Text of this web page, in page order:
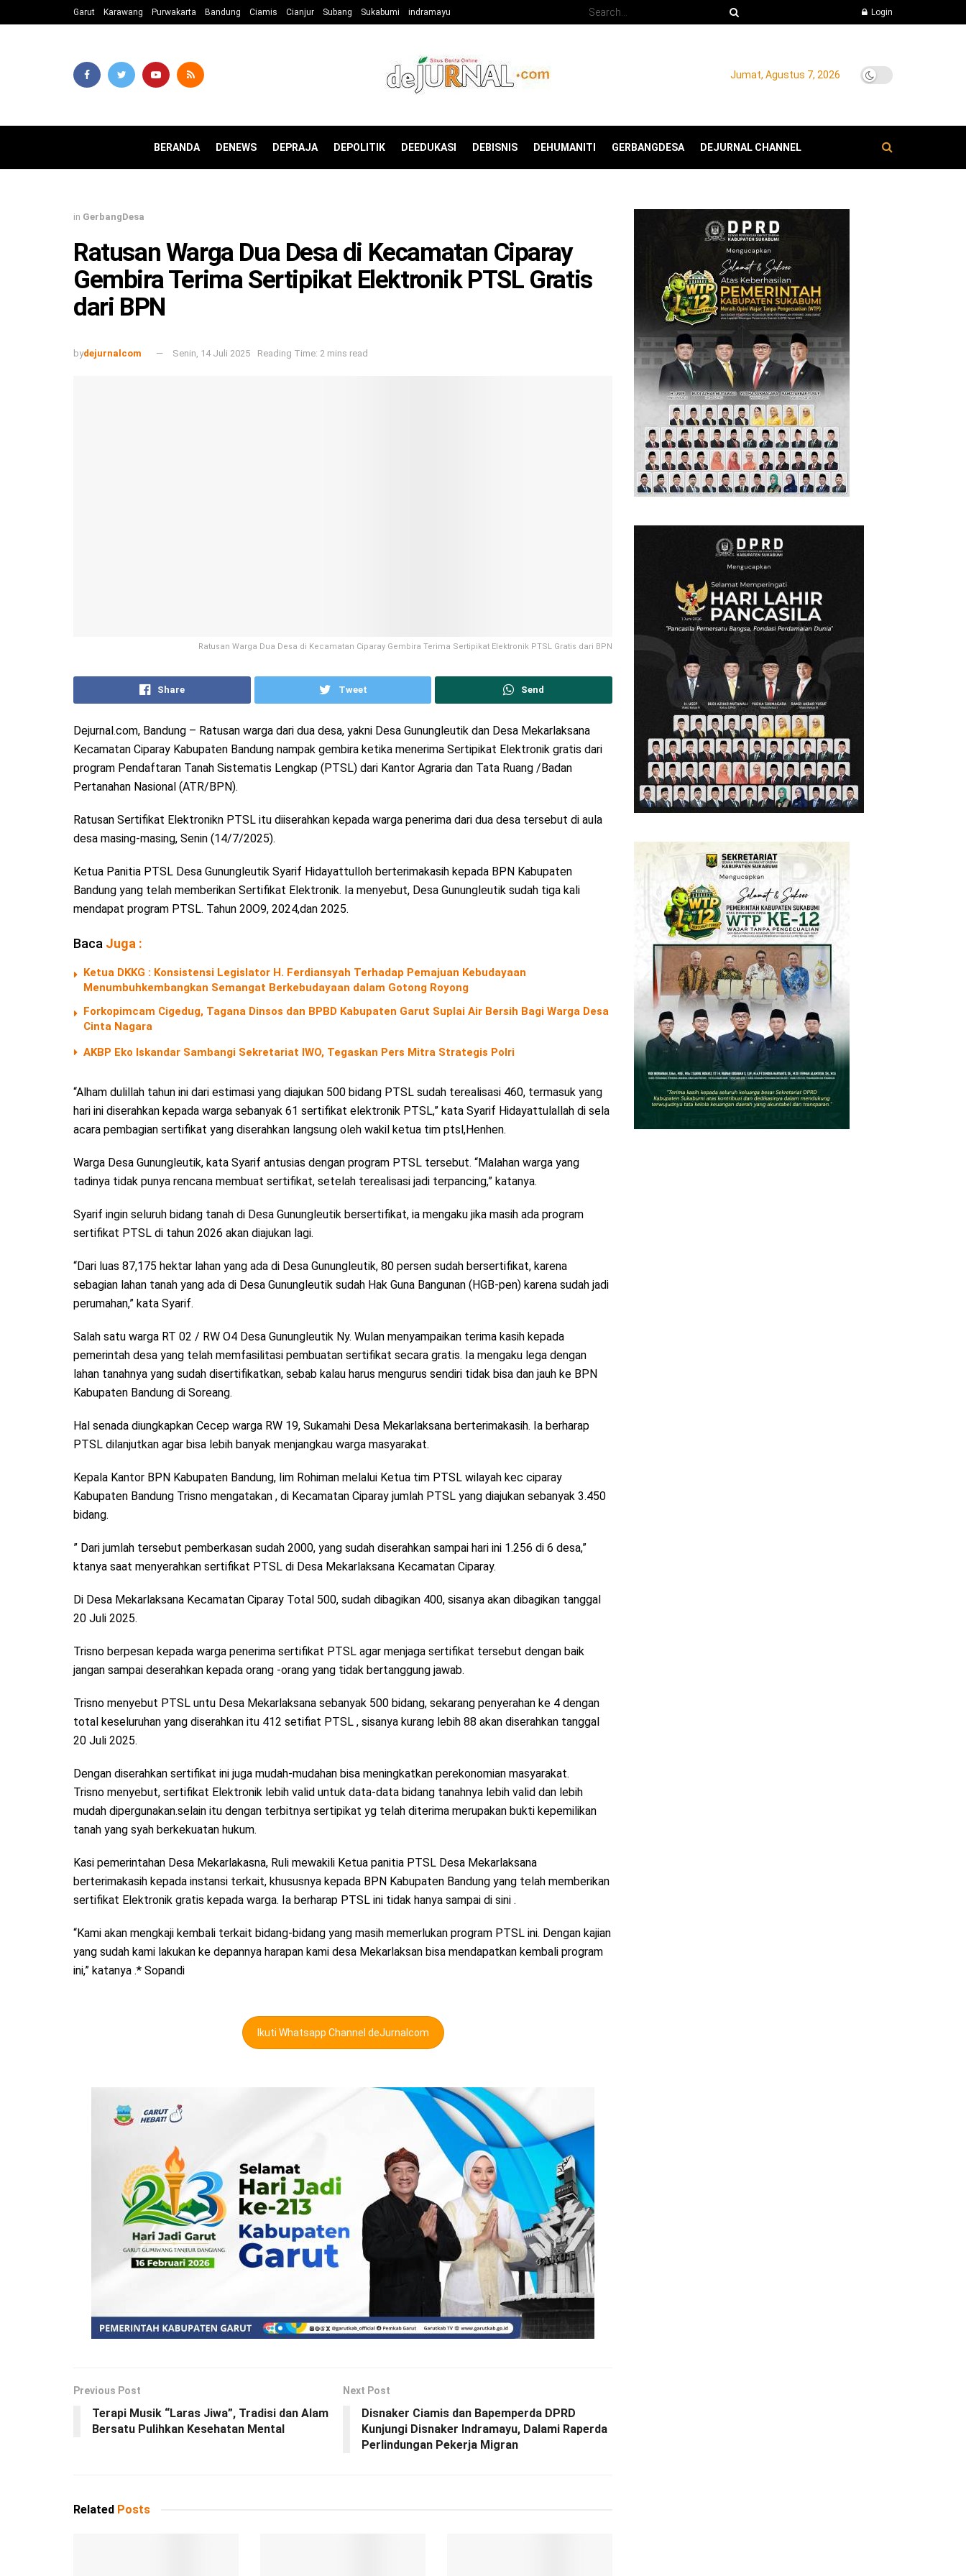
Garut Karawang Purwakarta Bandung Ciamis Cianjur Subang Sukabumi indramayu Login
Jumat, Agustus 7, 2026
BERANDA DENEWS DEPRAJA DEPOLITIK DEEDUKASI DEBISNIS DEHUMANITI GERBANGDESA DEJURNAL CHANNEL
in GerbangDesa
Ratusan Warga Dua Desa di Kecamatan Ciparay
Gembira Terima Sertipikat Elektronik PTSL Gratis
dari BPN
bydejurnalcom Senin, 14 Juli 2025 Reading Time: 2 mins read
Ratusan Warga Dua Desa di Kecamatan Ciparay Gembira Terima Sertipikat Elektronik PTSL Gratis dari BPN
Share Tweet Send
Dejurnal.com, Bandung – Ratusan warga dari dua desa, yakni Desa Gunungleutik dan Desa Mekarlaksana
Kecamatan Ciparay Kabupaten Bandung nampak gembira ketika menerima Sertipikat Elektronik gratis dari
program Pendaftaran Tanah Sistematis Lengkap (PTSL) dari Kantor Agraria dan Tata Ruang /Badan
Pertanahan Nasional (ATR/BPN).
Ratusan Sertifikat Elektronikn PTSL itu diiserahkan kepada warga penerima dari dua desa tersebut di aula
desa masing-masing, Senin (14/7/2025).
Ketua Panitia PTSL Desa Gunungleutik Syarif Hidayattulloh berterimakasih kepada BPN Kabupaten
Bandung yang telah memberikan Sertifikat Elektronik. Ia menyebut, Desa Gunungleutik sudah tiga kali
mendapat program PTSL. Tahun 20O9, 2024,dan 2025.
Baca Juga :
Ketua DKKG : Konsistensi Legislator H. Ferdiansyah Terhadap Pemajuan Kebudayaan
Menumbuhkembangkan Semangat Berkebudayaan dalam Gotong Royong
Forkopimcam Cigedug, Tagana Dinsos dan BPBD Kabupaten Garut Suplai Air Bersih Bagi Warga Desa
Cinta Nagara
AKBP Eko Iskandar Sambangi Sekretariat IWO, Tegaskan Pers Mitra Strategis Polri
“Alham dulillah tahun ini dari estimasi yang diajukan 500 bidang PTSL sudah terealisasi 460, termasuk yang
hari ini diserahkan kepada warga sebanyak 61 sertifikat elektronik PTSL,” kata Syarif Hidayattulallah di sela
acara pembagian sertifikat yang diserahkan langsung oleh wakil ketua tim ptsl,Henhen.
Warga Desa Gunungleutik, kata Syarif antusias dengan program PTSL tersebut. “Malahan warga yang
tadinya tidak punya rencana membuat sertifikat, setelah terealisasi jadi terpancing,” katanya.
Syarif ingin seluruh bidang tanah di Desa Gunungleutik bersertifikat, ia mengaku jika masih ada program
sertifikat PTSL di tahun 2026 akan diajukan lagi.
“Dari luas 87,175 hektar lahan yang ada di Desa Gunungleutik, 80 persen sudah bersertifikat, karena
sebagian lahan tanah yang ada di Desa Gunungleutik sudah Hak Guna Bangunan (HGB-pen) karena sudah jadi
perumahan,” kata Syarif.
Salah satu warga RT 02 / RW O4 Desa Gunungleutik Ny. Wulan menyampaikan terima kasih kepada
pemerintah desa yang telah memfasilitasi pembuatan sertifikat secara gratis. Ia mengaku lega dengan
lahan tanahnya yang sudah disertifikatkan, sebab kalau harus mengurus sendiri tidak bisa dan jauh ke BPN
Kabupaten Bandung di Soreang.
Hal senada diungkapkan Cecep warga RW 19, Sukamahi Desa Mekarlaksana berterimakasih. Ia berharap
PTSL dilanjutkan agar bisa lebih banyak menjangkau warga masyarakat.
Kepala Kantor BPN Kabupaten Bandung, Iim Rohiman melalui Ketua tim PTSL wilayah kec ciparay
Kabupaten Bandung Trisno mengatakan , di Kecamatan Ciparay jumlah PTSL yang diajukan sebanyak 3.450
bidang.
” Dari jumlah tersebut pemberkasan sudah 2000, yang sudah diserahkan sampai hari ini 1.256 di 6 desa,”
ktanya saat menyerahkan sertifikat PTSL di Desa Mekarlaksana Kecamatan Ciparay.
Di Desa Mekarlaksana Kecamatan Ciparay Total 500, sudah dibagikan 400, sisanya akan dibagikan tanggal
20 Juli 2025.
Trisno berpesan kepada warga penerima sertifikat PTSL agar menjaga sertifikat tersebut dengan baik
jangan sampai deserahkan kepada orang -orang yang tidak bertanggung jawab.
Trisno menyebut PTSL untu Desa Mekarlaksana sebanyak 500 bidang, sekarang penyerahan ke 4 dengan
total keseluruhan yang diserahkan itu 412 setifiat PTSL , sisanya kurang lebih 88 akan diserahkan tanggal
20 Juli 2025.
Dengan diserahkan sertifikat ini juga mudah-mudahan bisa meningkatkan perekonomian masyarakat.
Trisno menyebut, sertifikat Elektronik lebih valid untuk data-data bidang tanahnya lebih valid dan lebih
mudah dipergunakan.selain itu dengan terbitnya sertipikat yg telah diterima merupakan bukti kepemilikan
tanah yang syah berkekuatan hukum.
Kasi pemerintahan Desa Mekarlakasna, Ruli mewakili Ketua panitia PTSL Desa Mekarlaksana
berterimakasih kepada instansi terkait, khususnya kepada BPN Kabupaten Bandung yang telah memberikan
sertifikat Elektronik gratis kepada warga. Ia berharap PTSL ini tidak hanya sampai di sini .
“Kami akan mengkaji kembali terkait bidang-bidang yang masih memerlukan program PTSL ini. Dengan kajian
yang sudah kami lakukan ke depannya harapan kami desa Mekarlaksan bisa mendapatkan kembali program
ini,” katanya .* Sopandi
Ikuti Whatsapp Channel deJurnalcom
Previous Post
Terapi Musik “Laras Jiwa”, Tradisi dan Alam
Bersatu Pulihkan Kesehatan Mental
Next Post
Disnaker Ciamis dan Bapemperda DPRD
Kunjungi Disnaker Indramayu, Dalami Raperda
Perlindungan Pekerja Migran
Related Posts